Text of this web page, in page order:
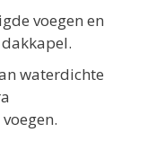
voegen en
waterdichte